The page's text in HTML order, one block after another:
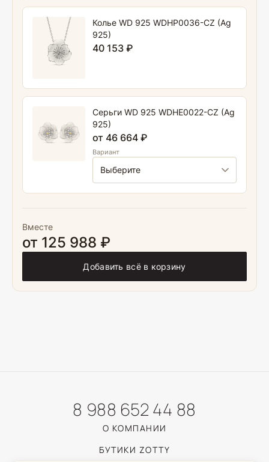
Колье WD 925 WDHP0036-CZ (Ag
925)
40 153 ₽
Серьги WD 925 WDHE0022-CZ (Ag
925)
от 46 664 ₽
Вариант
Вместе
от 125 988 ₽
Добавить всё в корзину
8 988 652 44 88
О КОМПАНИИ
БУТИКИ ZOTTY